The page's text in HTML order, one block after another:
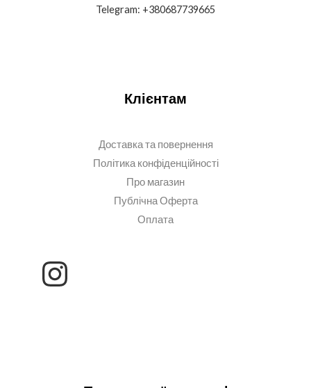
Telegram: +380687739665
Клієнтам
Доставка та повернення
Політика конфіденційності
Про магазин
Публічна Оферта
Оплата